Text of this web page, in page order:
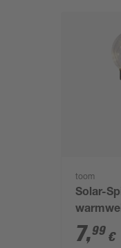
toom
Solar-
x 44 cm
7,99 €